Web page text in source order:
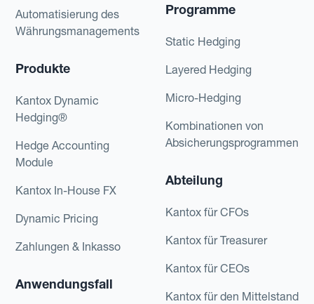
Automatisierung des
Währungsmanagements
Produkte
Kantox Dynamic
Hedging®
Hedge Accounting
Module
Kantox In-House FX
Dynamic Pricing
Zahlungen & Inkasso
Anwendungsfall
Programme
Static Hedging
Layered Hedging
Micro-Hedging
Kombinationen von
Absicherungsprogrammen
Abteilung
Kantox für CFOs
Kantox für Treasurer
Kantox für CEOs
Kantox für den Mittelstand